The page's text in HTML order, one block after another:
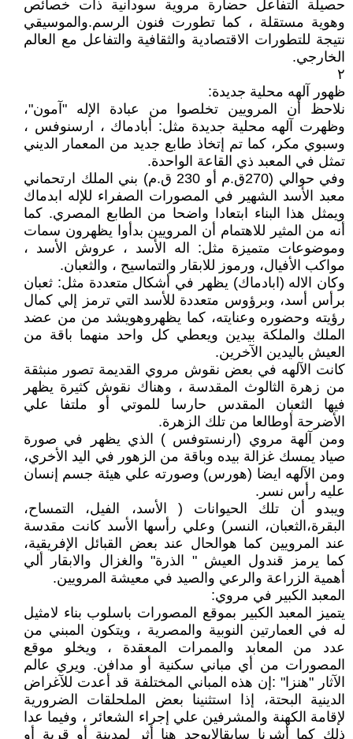
حصيلة التفاعل حضارة مروية سودانية ذات خصائص
وهوية مستقلة ، كما تطورت فنون الرسم.والموسيقي
نتيجة للتطورات الاقتصادية والثقافية والتفاعل مع العالم
الخارجي.
٢
ظهور آلهه محلية جديدة:
نلاحظ أن المرويين تخلصوا من عبادة الإله "آمون"،
وظهرت آلهه محلية جديدة مثل: أبادماك ، ارسنوفس ،
وسبوي مكر، كما تم إتخاذ طابع جديد من المعمار الديني
تمثل في المعبد ذي القاعة الواحدة.
وفي حوالي (270ق.م أو 230 ق.م) بني الملك ارتحماني
معبد الأسد الشهير في المصورات الصفراء للإله ابدماك
ويمثل هذا البناء ابتعادا واضحا من الطابع المصري. كما
أنه من المثير للاهتمام أن المرويين بدأوا يظهرون سمات
وموضوعات متميزة مثل: اله الأسد ، عروش الأسد ،
مواكب الأفيال، ورموز للابقار والتماسيح ، والثعبان.
وكان الاله (ابادماك) يظهر في أشكال متعددة مثل: ثعبان
برأس أسد، وبرؤوس متعددة للأسد التي ترمز إلي كمال
رؤيته وحضوره وعنايته، كما يظهروهويشد من من عضد
الملك والملكة بيدين ويعطي كل واحد منهما باقة من
العيش باليدين الآخرين.
كانت الآلهه في بعض نقوش مروي القديمة تصور منبثقة
من زهرة الثالوث المقدسة ، وهناك نقوش كثيرة يظهر
فيها الثعبان المقدس حارسا للموتي أو ملتفا علي
الأضرحة أوطالعا من تلك الزهرة.
ومن آلهة مروي (ارنستوفس ) الذي يظهر في صورة
صياد يمسك غزالة بيده وباقة من الزهور في اليد الأخري،
ومن الآلهه ايضا (هورس) وصورته علي هيئة جسم إنسان
عليه رأس نسر.
ويبدو أن تلك الحيوانات ( الأسد، الفيل، التمساح،
البقرة،الثعبان، النسر) وعلي رأسها الأسد كانت مقدسة
عند المرويين كما هوالحال عند بعض القبائل الإفريقية،
كما يرمز قندول العيش " الذرة" والغزال والابقار ألي
أهمية الزراعة والرعي والصيد في معيشة المرويين.
المعبد الكبير في مروي:
يتميز المعبد الكبير بموقع المصورات باسلوب بناء لامثيل
له في العمارتين النوبية والمصرية ، ويتكون المبني من
عدد من المعابد والممرات المعقدة ، ويخلو موقع
المصورات من أي مباني سكنية أو مدافن. ويري عالم
الآثار "هنزا" :إن هذه المباني المختلفة قد أعدت للآغراض
الدينية البحتة، إذا استثنينا بعض الملحلقات الضرورية
لإقامة الكهنة والمشرفين علي إجراء الشعائر ، وفيما عدا
ذلك كما أشرنا سابقالايوجد هنا أثر لمدينة أو قرية أو